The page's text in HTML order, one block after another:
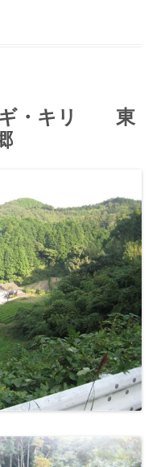
ギ・キリ 東